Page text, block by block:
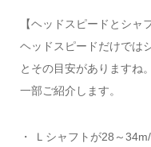
【ヘッドスピードとシャ
ヘッドスピードだけでは
とその目安がありますね。
一部ご紹介します。
・ Ｌシャフトが28～